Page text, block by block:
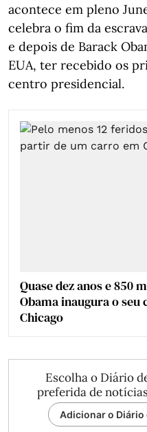
acontece em pleno
celebra o fim da
e depois de Barack
EUA, ter recebido os
centro presidencial.
Quase dez anos e 850
Obama inaugura o
Chicago
Escolha o Diário
preferida de
Adicionar o Diário